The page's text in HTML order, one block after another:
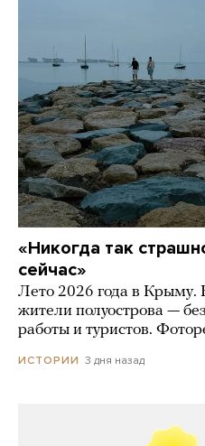
«Никогда так
сейчас»
Лето 2026 года в Крыму.
жители полуострова —
работы и туристов.
ИСТОРИИ 3 дня назад